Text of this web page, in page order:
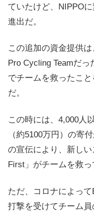
ていたけど、NIPPO
進出だ。
この追加の資金提供
Pro Cycling Teamだ
でチームを救ったこ
だ。
この時には、4,000人
（約5100万円）の寄
の宣伝により、新し
First」がチームを救っ
ただ、コロナによっ
打撃を受けてチーム